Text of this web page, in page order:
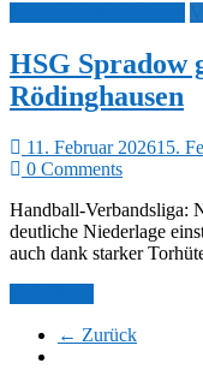
HSG Spradow
Rödinghausen
11. Februar 202615.
0 Comments
Handball-Verbandsliga:
deutliche Niederlage
auch dank starker
← Zurück